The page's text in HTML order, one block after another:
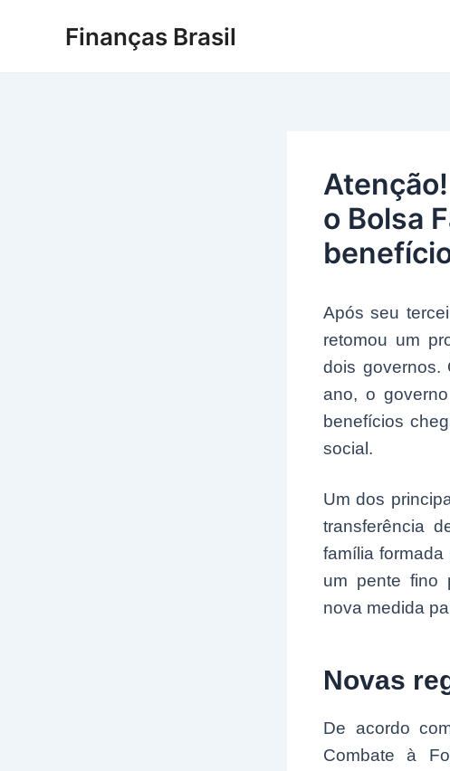
Finanças Brasil
o Bolsa
Após seu
retomou um
dois governos.
ano, o
benefícios
social.
Um dos
transferência
família
um pente fino
nova medida
Novas
De acordo
Combate à